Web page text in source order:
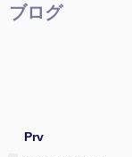
ブログ
Prv